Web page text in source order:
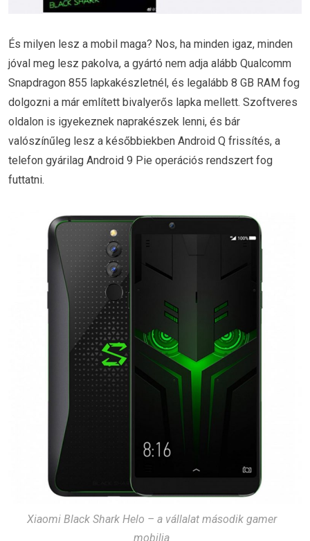
És milyen lesz a mobil maga? Nos, ha minden igaz, minden
jóval meg lesz pakolva, a gyártó nem adja alább Qualcomm
Snapdragon 855 lapkakészletnél, és legalább 8 GB RAM fog
dolgozni a már említett bivalyerős lapka mellett. Szoftveres
oldalon is igyekeznek naprakészek lenni, és bár
valószínűleg lesz a későbbiekben Android Q frissítés, a
telefon gyárilag Android 9 Pie operációs rendszert fog
futtatni.
Xiaomi Black Shark Helo – a vállalat második gamer
mobilja